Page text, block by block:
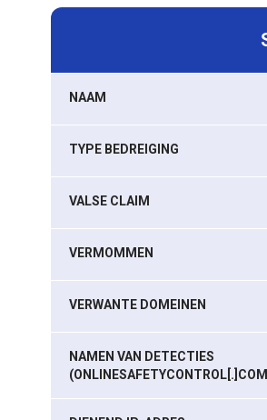
NAAM
TYPE BEDREIGING
VALSE CLAIM
VERMOMMEN
VERWANTE DOMEINEN
NAMEN VAN DETECTIES